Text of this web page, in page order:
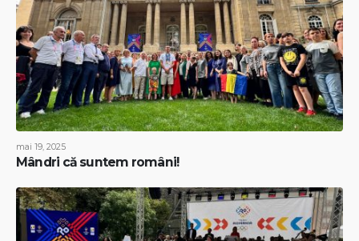
mai 19, 2025
Mândri că suntem români!